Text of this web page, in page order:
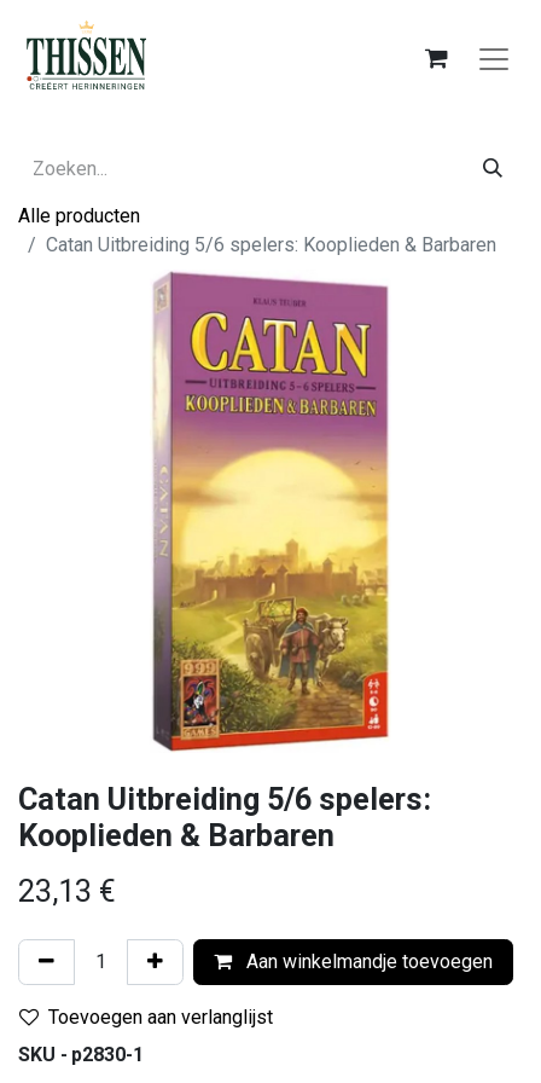
Alle producten
Catan Uitbreiding 5/6 spelers: Kooplieden & Barbaren
Catan Uitbreiding 5/6 spelers:
Kooplieden & Barbaren
23,13 €
Aan winkelmandje toevoegen
Toevoegen aan verlanglijst
SKU - p2830-1